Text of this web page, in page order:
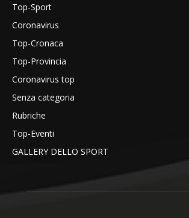
Top-Sport
Coronavirus
Top-Cronaca
Top-Provincia
Coronavirus top
Senza categoria
Rubriche
Top-Eventi
GALLERY DELLO SPORT